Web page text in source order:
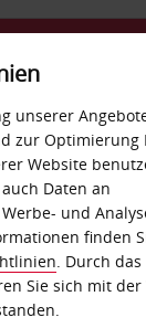
unserer
zur Optimierung
Website
Daten an
und
finden
. Durch
Sie sich mit